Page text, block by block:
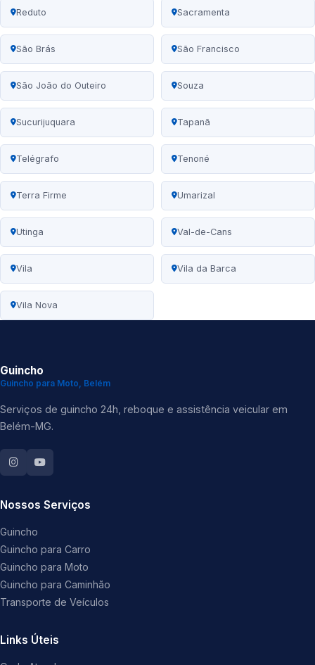
Reduto Sacramenta
São Brás São Francisco
São João do Outeiro Souza
Sucurijuquara Tapanã
Telégrafo Tenoné
Terra Firme Umarizal
Utinga Val-de-Cans
Vila Vila da Barca
Vila Nova
Guincho
Guincho para Moto, Belém
Serviços de guincho 24h, reboque e assistência veicular em
Belém-MG.
Nossos Serviços
Guincho
Guincho para Carro
Guincho para Moto
Guincho para Caminhão
Transporte de Veículos
Links Úteis